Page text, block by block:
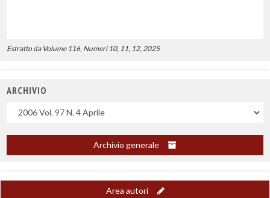
Estratto da Volume 116, Numeri 10, 11, 12, 2025
ARCHIVIO
Uscite
Archivio generale
Area autori